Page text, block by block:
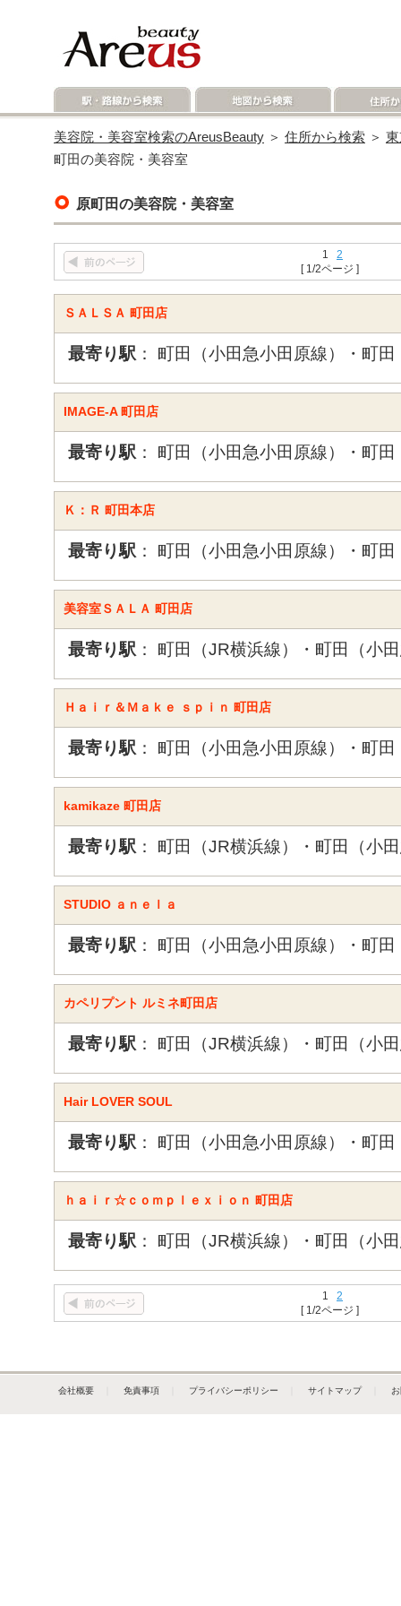
美容院・美容室検索のAreusBeauty ＞ 住所から検索 ＞
町田の美容院・美容室
原町田の美容院・美容室
1
2
[ 1/2ページ ]
ＳＡＬＳＡ 町田店
最寄り駅 ： 町田（小田急小田原線）・町
IMAGE-A 町田店
最寄り駅 ： 町田（小田急小田原線）・町
Ｋ：Ｒ 町田本店
最寄り駅 ： 町田（小田急小田原線）・町
美容室ＳＡＬＡ 町田店
最寄り駅 ： 町田（JR横浜線）・町田（小
Ｈａｉｒ＆Ｍａｋｅ ｓｐｉｎ 町田店
最寄り駅 ： 町田（小田急小田原線）・町
kamikaze 町田店
最寄り駅 ： 町田（JR横浜線）・町田（小
STUDIO ａｎｅｌａ
最寄り駅 ： 町田（小田急小田原線）・町
カペリプント ルミネ町田店
最寄り駅 ： 町田（JR横浜線）・町田（小
Hair LOVER SOUL
最寄り駅 ： 町田（小田急小田原線）・町
ｈａｉｒ☆ｃｏｍｐｌｅｘｉｏｎ 町田店
最寄り駅 ： 町田（JR横浜線）・町田（小
1
2
[ 1/2ページ ]
会社概要 免責事項 プライバシーポリシー サイトマップ｜